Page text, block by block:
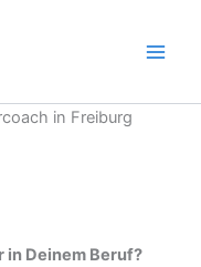
in Freiburg
in Deinem Beruf?